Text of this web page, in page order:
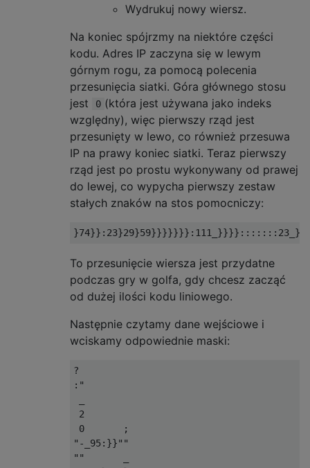
Wydrukuj nowy wiersz.
Na koniec spójrzmy na niektóre części
kodu. Adres IP zaczyna się w lewym
górnym rogu, za pomocą polecenia
przesunięcia siatki. Góra głównego stosu
jest
0 (która jest używana jako indeks
względny), więc pierwszy rząd jest
przesunięty w lewo, co również przesuwa
IP na prawy koniec siatki. Teraz pierwszy
rząd jest po prostu wykonywany od prawej
do lewej, co wypycha pierwszy zestaw
stałych znaków na stos pomocniczy:
To przesunięcie wiersza jest przydatne
podczas gry w golfa, gdy chcesz zacząć
od dużej ilości kodu liniowego.
Następnie czytamy dane wejściowe i
wciskamy odpowiednie maski:
?
:"
2
0       ;
"-_95:}}""
""       _